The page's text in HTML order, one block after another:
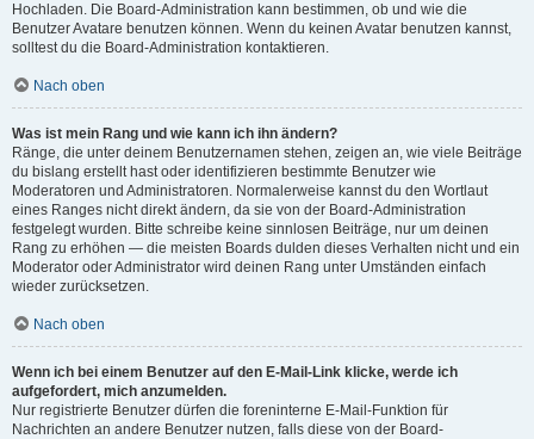
Hochladen. Die Board-Administration kann bestimmen, ob und wie die
Benutzer Avatare benutzen können. Wenn du keinen Avatar benutzen kannst,
solltest du die Board-Administration kontaktieren.
Nach oben
Was ist mein Rang und wie kann ich ihn ändern?
Ränge, die unter deinem Benutzernamen stehen, zeigen an, wie viele Beiträge
du bislang erstellt hast oder identifizieren bestimmte Benutzer wie
Moderatoren und Administratoren. Normalerweise kannst du den Wortlaut
eines Ranges nicht direkt ändern, da sie von der Board-Administration
festgelegt wurden. Bitte schreibe keine sinnlosen Beiträge, nur um deinen
Rang zu erhöhen — die meisten Boards dulden dieses Verhalten nicht und ein
Moderator oder Administrator wird deinen Rang unter Umständen einfach
wieder zurücksetzen.
Nach oben
Wenn ich bei einem Benutzer auf den E-Mail-Link klicke, werde ich
aufgefordert, mich anzumelden.
Nur registrierte Benutzer dürfen die foreninterne E-Mail-Funktion für
Nachrichten an andere Benutzer nutzen, falls diese von der Board-